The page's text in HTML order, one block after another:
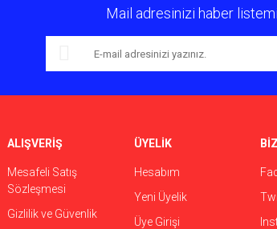
Mail adresinizi haber
ALIŞVERİŞ
Mesafeli Satış
Sözleşmesi
Gizlilik ve Güvenlik
ÜYELİK
Hesabım
Yeni Üyelik
Üye Girişi